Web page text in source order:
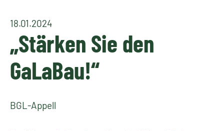
18.01.2024
„Stärken Sie den
GaLaBau!“
BGL-Appell